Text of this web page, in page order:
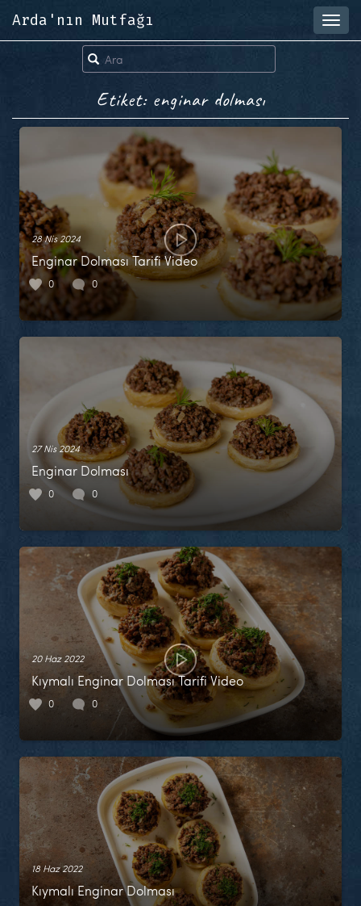
Arda'nın Mutfağı
Etiket: enginar dolması
28 Nis 2024
Enginar Dolması Tarifi Video
0 0
27 Nis 2024
Enginar Dolması
0 0
20 Haz 2022
Kıymalı Enginar Dolması Tarifi Video
0 0
18 Haz 2022
Kıymalı Enginar Dolması